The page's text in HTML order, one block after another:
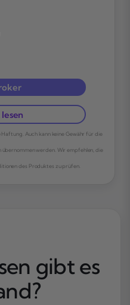
Auch kann keine Gewähr für die
werden. Wir empfehlen, die
des Produktes zu prüfen.
gibt es